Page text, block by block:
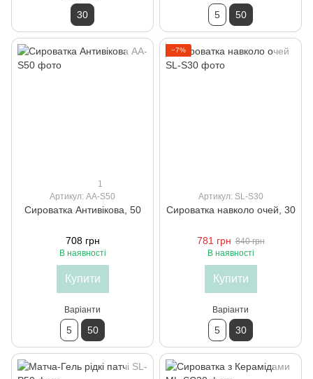
30 5 50
1
Артикул: AA-S50
Сироватка Антивікова, 50
708 грн
В наявності
Купити
Варіанти
5 50
−7%
Артикул: SL-S30
Сироватка навколо очей, 30
781 грн 840 грн
В наявності
Купити
Варіанти
5 30